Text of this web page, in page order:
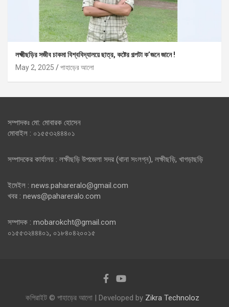
লক্ষ্মীছড়ির সজীব চাকমা বিশ্ববিদ্যালয়ে ছাত্র, কষ্টের গল্পটা ক’জনে জানে !
May 2, 2025
পাহাড়ের আলো
সম্পাদকঃ মো: মোবারক হোসেন
মোবাইল : ০১৫৫৩২৪৪৪০১
সম্পাদকের কার্যালয় : লক্ষীছড়ি উপজেলা সদর (থানা সংলগ্ন), লক্ষীছড়ি, খাগড়াছড়ি
ইমেইল : news.pahareralo@gmail.com
খবর : news@pahareralo.com
সম্পাদক : mobarokcht@gmail.com
০১৫৫৩২৪৪৪০১, ০১৮৪০৪২০০১৫
কপিরাইট © পাহাড়ের আলো | Developed by Zikra Technoloz